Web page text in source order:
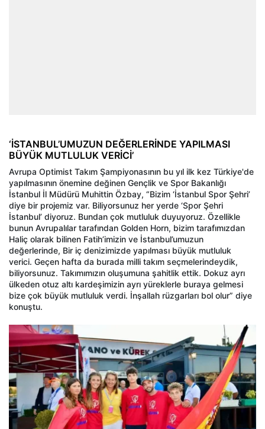
‘İSTANBUL’UMUZUN DEĞERLERİNDE YAPILMASI
BÜYÜK MUTLULUK VERİCİ’
Avrupa Optimist Takım Şampiyonasının bu yıl ilk kez Türkiye'de
yapılmasının önemine değinen Gençlik ve Spor Bakanlığı
İstanbul İl Müdürü Muhittin Özbay, “Bizim ‘İstanbul Spor Şehri’
diye bir projemiz var. Biliyorsunuz her yerde ‘Spor Şehri
İstanbul’ diyoruz. Bundan çok mutluluk duyuyoruz. Özellikle
bunun Avrupalılar tarafından Golden Horn, bizim tarafımızdan
Haliç olarak bilinen Fatih’imizin ve İstanbul’umuzun
değerlerinde, Bir iç denizimizde yapılması büyük mutluluk
verici. Geçen hafta da burada milli takım seçmelerindeydik,
biliyorsunuz. Takımımızın oluşumuna şahitlik ettik. Dokuz ayrı
ülkeden otuz altı kardeşimizin ayrı yüreklerle buraya gelmesi
bize çok büyük mutluluk verdi. İnşallah rüzgarları bol olur” diye
konuştu.